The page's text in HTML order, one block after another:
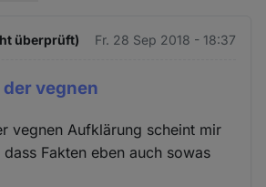
überprüft) Fr. 28 Sep 2018 - 18:37
vegnen
vegnen Aufklärung scheint mir
Fakten eben auch sowas